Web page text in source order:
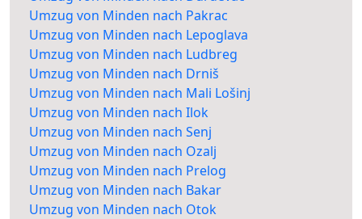
Umzug von Minden nach Pakrac
Umzug von Minden nach Lepoglava
Umzug von Minden nach Ludbreg
Umzug von Minden nach Drniš
Umzug von Minden nach Mali Lošinj
Umzug von Minden nach Ilok
Umzug von Minden nach Senj
Umzug von Minden nach Ozalj
Umzug von Minden nach Prelog
Umzug von Minden nach Bakar
Umzug von Minden nach Otok